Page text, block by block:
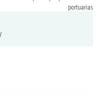
portuarias